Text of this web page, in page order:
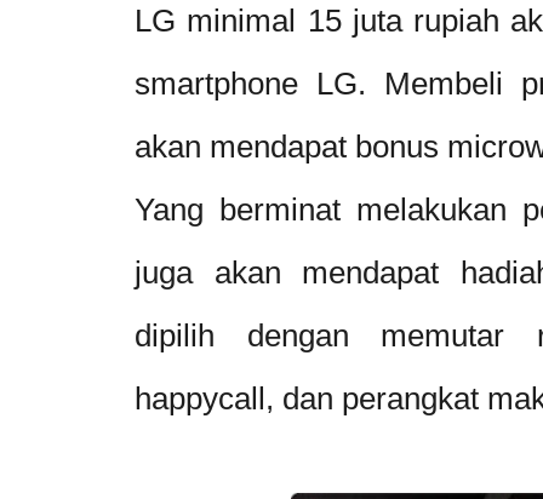
LG minimal 15 juta rupiah
smartphone LG. Membeli
akan mendapat bonus
Yang berminat melakukan
juga akan mendapat
dipilih dengan memutar
happycall, dan perangkat